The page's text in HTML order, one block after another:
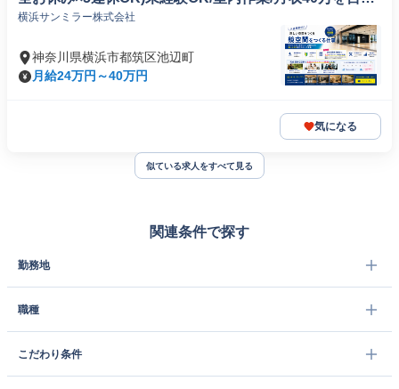
す/賞与連続支給
横浜サンミラー株式会社
神奈川県横浜市都筑区池辺町
月給24万円～40万円
気になる
似ている求人をすべて見る
関連条件で探す
勤務地
職種
こだわり条件